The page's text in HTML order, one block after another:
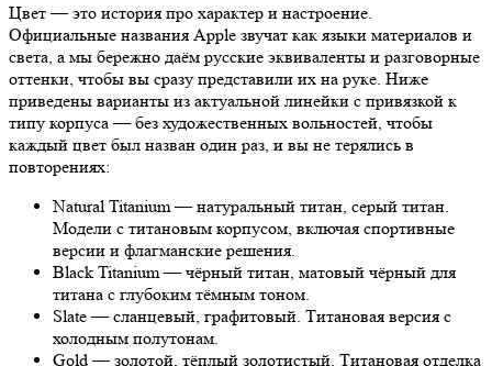
Цвет — это история про характер и настроение.
Официальные названия Apple звучат как языки материалов и
света, а мы бережно даём русские эквиваленты и разговорные
оттенки, чтобы вы сразу представили их на руке. Ниже
приведены варианты из актуальной линейки с привязкой к
типу корпуса — без художественных вольностей, чтобы
каждый цвет был назван один раз, и вы не терялись в
повторениях:
Natural Titanium — натуральный титан, серый титан.
Модели с титановым корпусом, включая спортивные
версии и флагманские решения.
Black Titanium — чёрный титан, матовый чёрный для
титана с глубоким тёмным тоном.
Slate — сланцевый, графитовый. Титановая версия с
холодным полутонам.
Gold — золотой, тёплый золотистый. Титановая отделка